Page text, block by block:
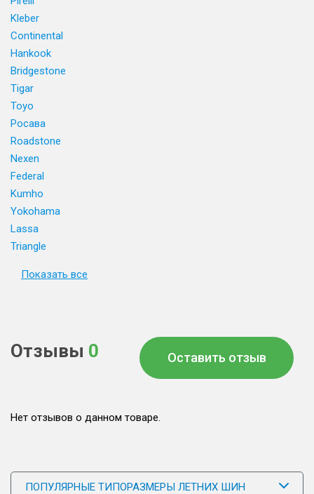
Kleber
Continental
Hankook
Bridgestone
Tigar
Toyo
Росава
Roadstone
Nexen
Federal
Kumho
Yokohama
Lassa
Triangle
Показать все
Отзывы 0 Оставить отзыв
Нет отзывов о данном товаре.
ПОПУЛЯРНЫЕ ТИПОРАЗМЕРЫ ЛЕТНИХ ШИН